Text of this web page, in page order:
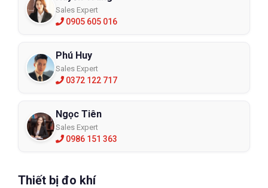
Sales Expert
0905 605 016
Phú Huy
Sales Expert
0372 122 717
Ngọc Tiên
Sales Expert
0986 151 363
Thiết bị đo khí